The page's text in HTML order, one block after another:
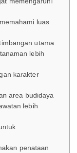
luas
utama
lebih
karakter
area budidaya
lebih
penataan